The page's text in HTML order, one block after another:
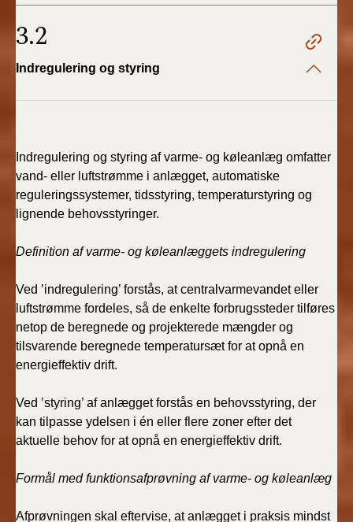
3.2
Indregulering og styring
Indregulering og styring af varme- og køleanlæg omfatter
vand- eller luftstrømme i anlægget, automatiske
reguleringssystemer, tidsstyring, temperaturstyring og
lignende behovsstyringer.
Definition af varme- og køleanlæggets indregulering
Ved ’indregulering’ forstås, at centralvarmevandet eller
luftstrømme fordeles, så de enkelte forbrugssteder tilføres
netop de beregnede og projekterede mængder og
tilsvarende beregnede temperatursæt for at opnå en
energieffektiv drift.
Ved ’styring’ af anlægget forstås en behovsstyring, der
kan tilpasse ydelsen i én eller flere zoner efter det
aktuelle behov for at opnå en energieffektiv drift.
Formål med funktionsafprøvning af varme- og køleanlæg
Afprøvningen skal eftervise, at anlægget i praksis mindst